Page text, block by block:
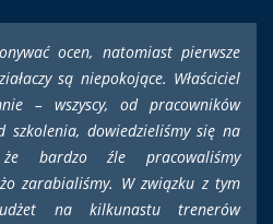
ocen, natomiast pierwsze
są niepokojące. Właściciel
– wszyscy, od pracowników
dowiedzieliśmy się na
że bardzo źle pracowaliśmy
zarabialiśmy. W związku z tym
na kilkunastu trenerów